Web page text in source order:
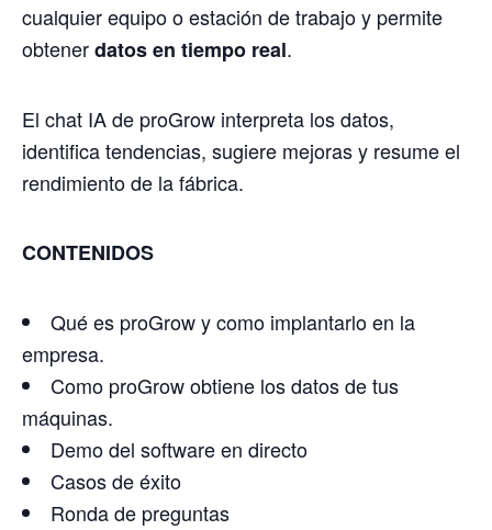
cualquier equipo o estación de trabajo y permite
obtenerdatos en tiempo real.
El chat IA de proGrow interpreta los datos,
identifica tendencias, sugiere mejoras y resume el
rendimiento de la fábrica.
CONTENIDOS
Qué es proGrow y como implantarlo en la
empresa.
Como proGrow obtiene los datos de tus
máquinas.
Demo del software en directo
Casos de éxito
Ronda de preguntas